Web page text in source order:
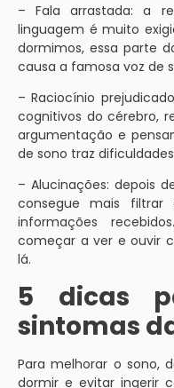
– Fala arrastada: a
linguagem é muito
dormimos, essa parte
causa a famosa voz de
– Raciocínio
cognitivos do cérebro,
argumentação e
de sono traz
– Alucinações: depois
consegue mais
informações
começar a ver e ouvir
lá.
5 dicas
sintomas
Para melhorar o sono,
dormir e evitar ingerir